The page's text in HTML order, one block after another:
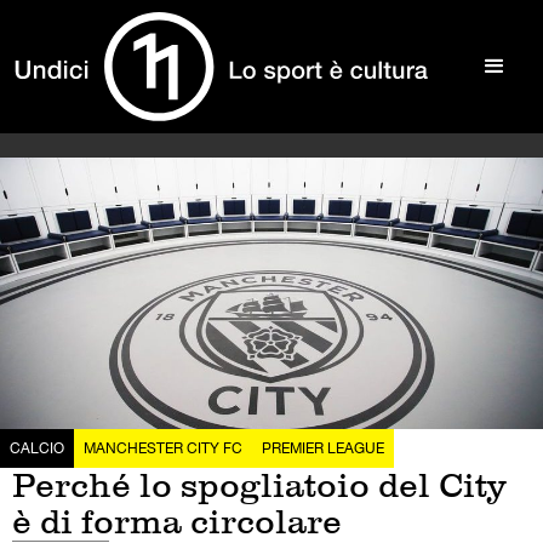
CALCIO MANCHESTER CITY FC PREMIER LEAGUE
Perché lo spogliatoio del City
è di forma circolare